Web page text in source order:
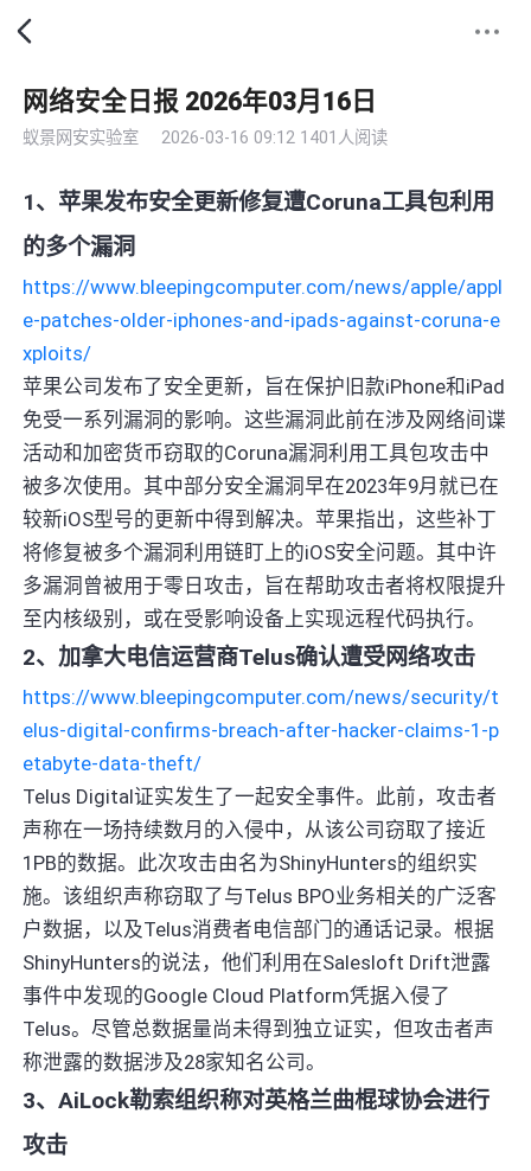
网络安全日报 2026年03月16日
蚁景网安实验室 2026-03-16 09:12 1401人阅读
1、苹果发布安全更新修复遭Coruna工具包利用
的多个漏洞
https://www.bleepingcomputer.com/news/apple/appl
e-patches-older-iphones-and-ipads-against-coruna-e
xploits/
苹果公司发布了安全更新，旨在保护旧款iPhone和iPad
免受一系列漏洞的影响。这些漏洞此前在涉及网络间谍
活动和加密货币窃取的Coruna漏洞利用工具包攻击中
被多次使用。其中部分安全漏洞早在2023年9月就已在
较新iOS型号的更新中得到解决。苹果指出，这些补丁
将修复被多个漏洞利用链盯上的iOS安全问题。其中许
多漏洞曾被用于零日攻击，旨在帮助攻击者将权限提升
至内核级别，或在受影响设备上实现远程代码执行。
2、加拿大电信运营商Telus确认遭受网络攻击
https://www.bleepingcomputer.com/news/security/t
elus-digital-confirms-breach-after-hacker-claims-1-p
etabyte-data-theft/
Telus Digital证实发生了一起安全事件。此前，攻击者
声称在一场持续数月的入侵中，从该公司窃取了接近
1PB的数据。此次攻击由名为ShinyHunters的组织实
施。该组织声称窃取了与Telus BPO业务相关的广泛客
户数据，以及Telus消费者电信部门的通话记录。根据
ShinyHunters的说法，他们利用在Salesloft Drift泄露
事件中发现的Google Cloud Platform凭据入侵了
Telus。尽管总数据量尚未得到独立证实，但攻击者声
称泄露的数据涉及28家知名公司。
3、AiLock勒索组织称对英格兰曲棍球协会进行
攻击